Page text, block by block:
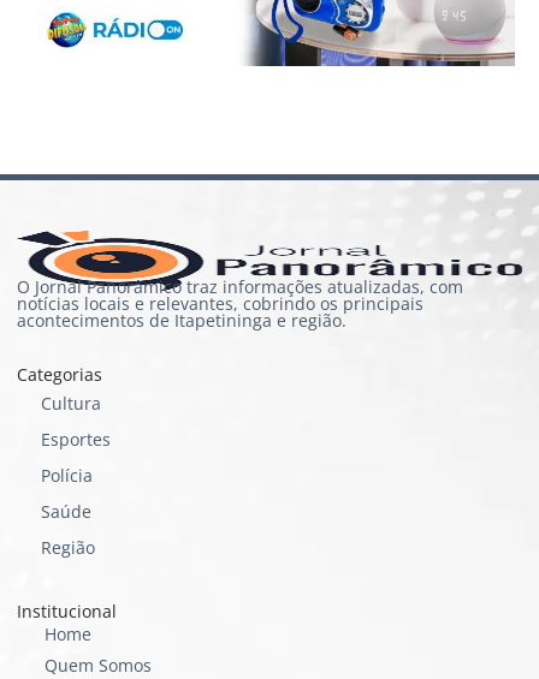
O Jornal Panorâmico traz informações atualizadas, com
notícias locais e relevantes, cobrindo os principais
acontecimentos de Itapetininga e região.
Categorias
Cultura
Esportes
Polícia
Saúde
Região
Institucional
Home
Quem Somos